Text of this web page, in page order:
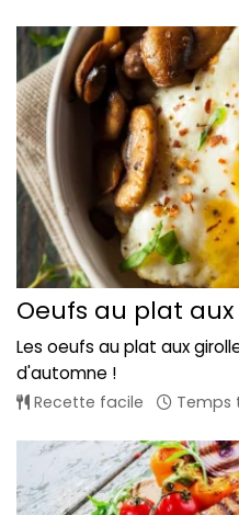
Oeufs au plat
Les oeufs au plat aux
d'automne !
Recette facile Temps